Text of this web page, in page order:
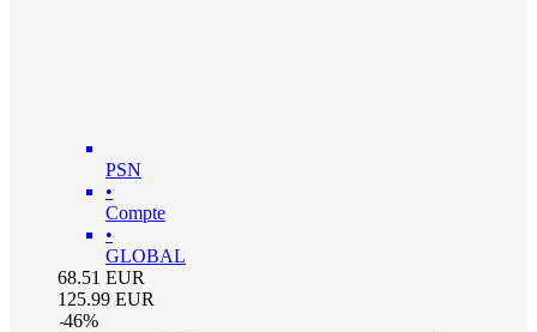
PSN
•
Compte
•
GLOBAL
68.51 EUR
125.99 EUR
-46%